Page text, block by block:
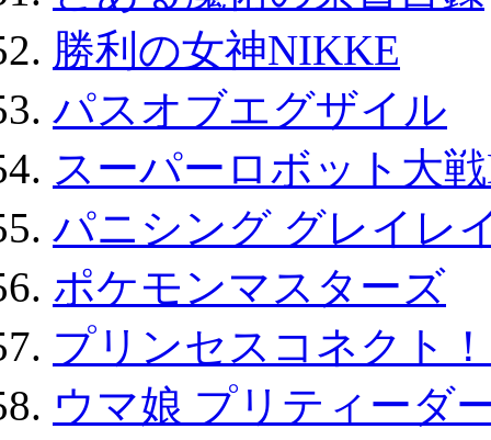
勝利の女神NIKKE
パスオブエグザイル
スーパーロボット大
パニシング グレイレ
ポケモンマスターズ
プリンセスコネクト
ウマ娘 プリティーダ